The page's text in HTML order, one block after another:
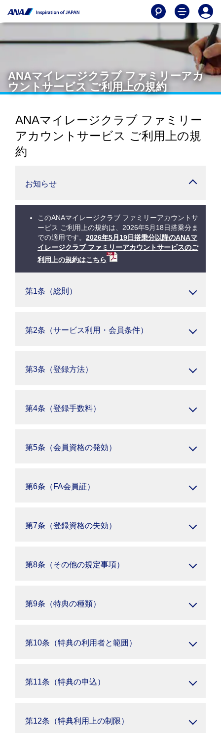
ANAマイレージクラブ ファミリーアカ
ウントサービス ご利用上の規約
ANAマイレージクラブ ファミリー
アカウントサービス ご利用上の規
約
お知らせ
このANAマイレージクラブ ファミリーアカウントサ
ービス ご利用上の規約は、2026年5月18日搭乗分ま
での適用です。 2026年5月19日搭乗分以降のANAマ
イレージクラブ ファミリーアカウントサービスのご
利用上の規約はこちら
第1条（総則）
第2条（サービス利用・会員条件）
第3条（登録方法）
第4条（登録手数料）
第5条（会員資格の発効）
第6条（FA会員証）
第7条（登録資格の失効）
第8条（その他の規定事項）
第9条（特典の種類）
第10条（特典の利用者と範囲）
第11条（特典の申込）
第12条（特典利用上の制限）